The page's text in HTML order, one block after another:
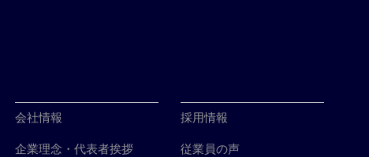
会社情報
企業理念・代表者挨拶
採用情報
従業員の声